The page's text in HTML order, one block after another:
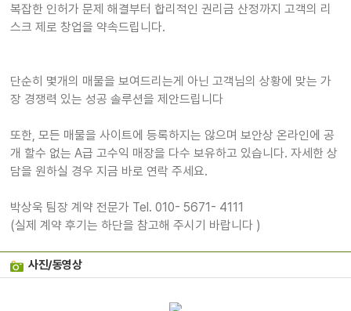
복잡한 인허가 문제 해결부터 합리적인 권리금 산정까지 고객의 리
스크 제로 창업을 약속드립니다.
단순히 몇개의 매물을 보여드리는게 아닌 고객님의 상황에 맞는 가
장 경쟁력 있는 성공 솔루션을 제안드립니다
또한, 모든 매물을 사이트에 등록하지는 않으며 보안상 온라인에 공
개 할수 없는 A급 고수익 매장을 다수 보유하고 있습니다. 자세한 상
담을 원하실 경우 지금 바로 연락 주세요.
박상욱 팀장 계약 전문가 Tel. 010- 5671- 4111
(실제 계약 후기는 하단을 참고해 주시기 바랍니다 )
사진/동영상